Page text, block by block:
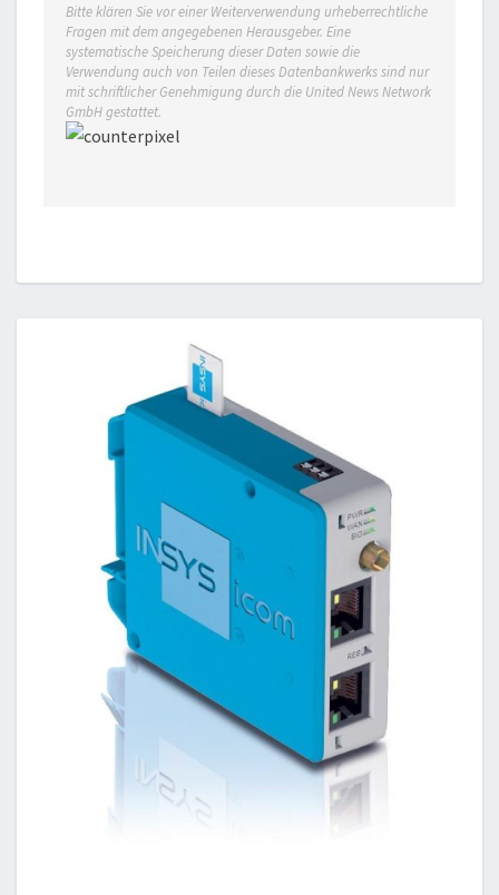
Bitte klären Sie vor einer Weiterverwendung urheberrechtliche
Fragen mit dem angegebenen Herausgeber. Eine
systematische Speicherung dieser Daten sowie die
Verwendung auch von Teilen dieses Datenbankwerks sind nur
mit schriftlicher Genehmigung durch die United News Network
GmbH gestattet.